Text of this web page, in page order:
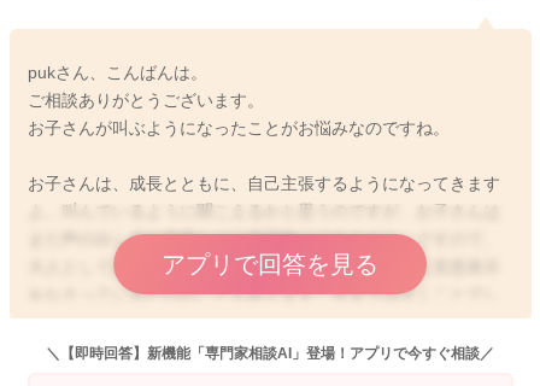
pukさん、こんばんは。
ご相談ありがとうございます。
お子さんが叫ぶようになったことがお悩みなのですね。
お子さんは、成長とともに、自己主張するようになってきます
よ。叫んでいるように聞こえるかと思うのですが、お子さんは
まだ声の出し方や声量などの微調整はできません。ですので、
大人としては声が大きいと感じても、お子さんは単に意思表示
をなさっているだけのこともあります。今までは泣くことでし
か訴えることができなかったのに対し、声を出すことで、ママ
さんに意思を伝えたり、表現するようになってきたのは、成長
アプリで回答を見る
＼【即時回答】新機能「専門家相談AI」登場！アプリで今すぐ相談／